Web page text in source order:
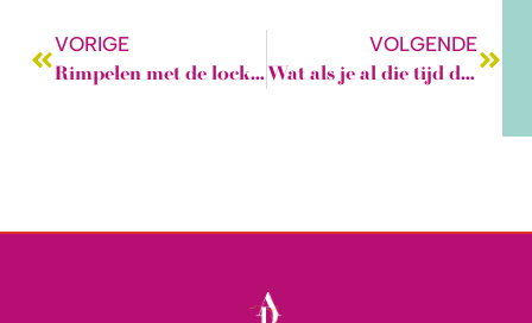
VORIGE
Rimpelen met de lockmachine: een goed idee of toch niet?
VOLGENDE
Wat als je al die tijd de verkeerde techniek gebruikte?